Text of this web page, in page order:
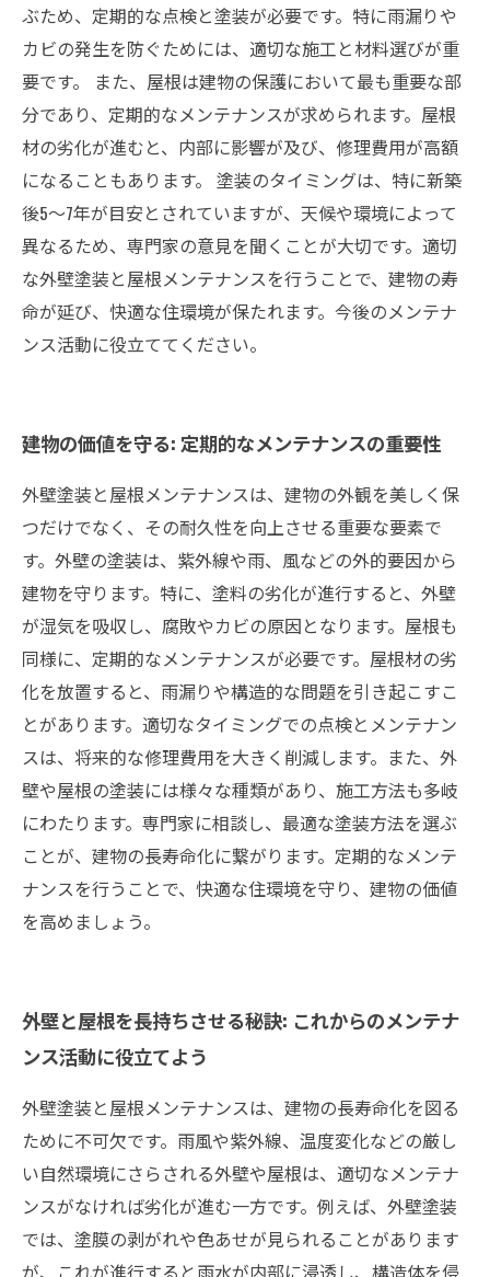
ぶため、定期的な点検と塗装が必要です。特に雨漏りや
カビの発生を防ぐためには、適切な施工と材料選びが重
要です。 また、屋根は建物の保護において最も重要な部
分であり、定期的なメンテナンスが求められます。屋根
材の劣化が進むと、内部に影響が及び、修理費用が高額
になることもあります。 塗装のタイミングは、特に新築
後5〜7年が目安とされていますが、天候や環境によって
異なるため、専門家の意見を聞くことが大切です。適切
な外壁塗装と屋根メンテナンスを行うことで、建物の寿
命が延び、快適な住環境が保たれます。今後のメンテナ
ンス活動に役立ててください。
建物の価値を守る: 定期的なメンテナンスの重要性
外壁塗装と屋根メンテナンスは、建物の外観を美しく保
つだけでなく、その耐久性を向上させる重要な要素で
す。外壁の塗装は、紫外線や雨、風などの外的要因から
建物を守ります。特に、塗料の劣化が進行すると、外壁
が湿気を吸収し、腐敗やカビの原因となります。屋根も
同様に、定期的なメンテナンスが必要です。屋根材の劣
化を放置すると、雨漏りや構造的な問題を引き起こすこ
とがあります。適切なタイミングでの点検とメンテナン
スは、将来的な修理費用を大きく削減します。また、外
壁や屋根の塗装には様々な種類があり、施工方法も多岐
にわたります。専門家に相談し、最適な塗装方法を選ぶ
ことが、建物の長寿命化に繋がります。定期的なメンテ
ナンスを行うことで、快適な住環境を守り、建物の価値
を高めましょう。
外壁と屋根を長持ちさせる秘訣: これからのメンテナ
ンス活動に役立てよう
外壁塗装と屋根メンテナンスは、建物の長寿命化を図る
ために不可欠です。雨風や紫外線、温度変化などの厳し
い自然環境にさらされる外壁や屋根は、適切なメンテナ
ンスがなければ劣化が進む一方です。例えば、外壁塗装
では、塗膜の剥がれや色あせが見られることがあります
が、これが進行すると雨水が内部に浸透し、構造体を侵